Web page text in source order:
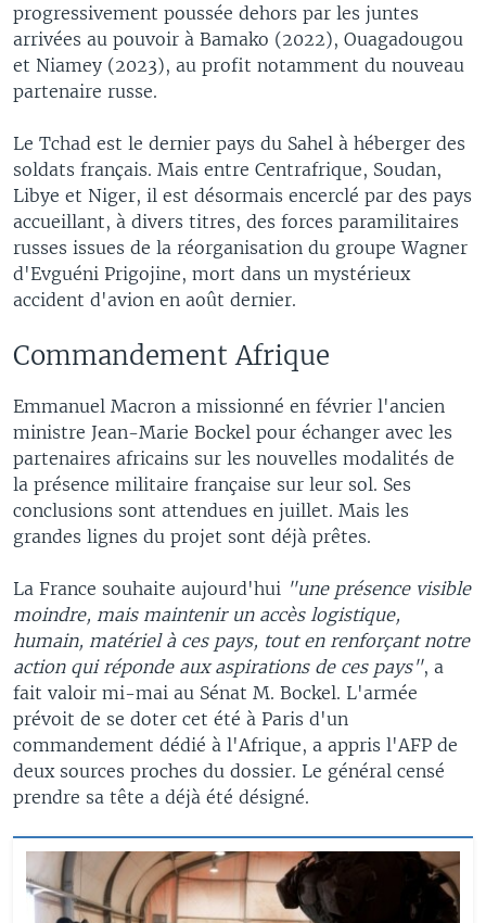
progressivement poussée dehors par les juntes
arrivées au pouvoir à Bamako (2022), Ouagadougou
et Niamey (2023), au profit notamment du nouveau
partenaire russe.
Le Tchad est le dernier pays du Sahel à héberger des
soldats français. Mais entre Centrafrique, Soudan,
Libye et Niger, il est désormais encerclé par des pays
accueillant, à divers titres, des forces paramilitaires
russes issues de la réorganisation du groupe Wagner
d'Evguéni Prigojine, mort dans un mystérieux
accident d'avion en août dernier.
Commandement Afrique
Emmanuel Macron a missionné en février l'ancien
ministre Jean-Marie Bockel pour échanger avec les
partenaires africains sur les nouvelles modalités de
la présence militaire française sur leur sol. Ses
conclusions sont attendues en juillet. Mais les
grandes lignes du projet sont déjà prêtes.
La France souhaite aujourd'hui "une présence visible
moindre, mais maintenir un accès logistique,
humain, matériel à ces pays, tout en renforçant notre
action qui réponde aux aspirations de ces pays", a
fait valoir mi-mai au Sénat M. Bockel. L'armée
prévoit de se doter cet été à Paris d'un
commandement dédié à l'Afrique, a appris l'AFP de
deux sources proches du dossier. Le général censé
prendre sa tête a déjà été désigné.